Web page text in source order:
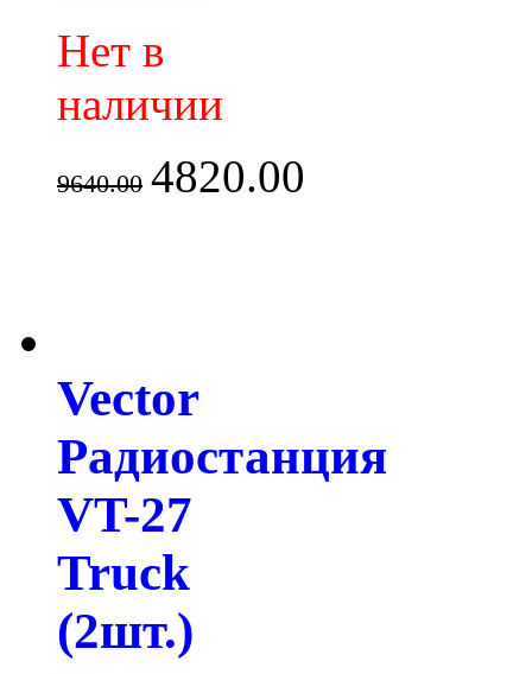
Нет в
наличии
9640.00 4820.00
Vector
Радиостанция
VT-27
Truck
(2шт.)